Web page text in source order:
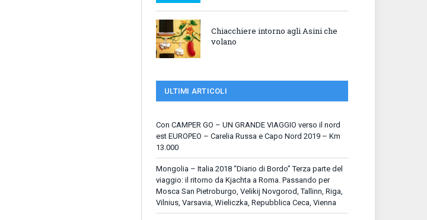
Chiacchiere intorno agli Asini che
volano
ULTIMI ARTICOLI
Con CAMPER GO – UN GRANDE VIAGGIO verso il nord
est EUROPEO – Carelia Russa e Capo Nord 2019 – Km
13.000
Mongolia – Italia 2018 “Diario di Bordo” Terza parte del
viaggio: il ritorno da Kjachta a Roma. Passando per
Mosca San Pietroburgo, Velikij Novgorod, Tallinn, Riga,
Vilnius, Varsavia, Wieliczka, Repubblica Ceca, Vienna